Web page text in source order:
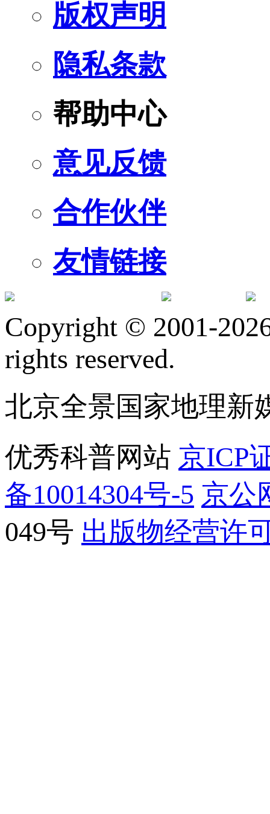
版权声明
隐私条款
帮助中心
意见反馈
合作伙伴
友情链接
Copyright © 2001-
rights reserved.
北京全景国家地理新
优秀科普网站 京ICP
备10014304号-5 京公
049号 出版物经营许